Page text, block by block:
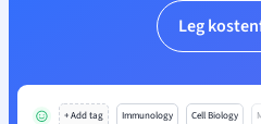
Leg
+ Add tag Immunology Cell Biology